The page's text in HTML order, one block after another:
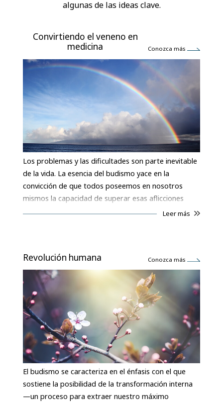
algunas de las ideas clave.
Convirtiendo el veneno en
medicina
Conozca más
Los problemas y las dificultades son parte inevitable
de la vida. La esencia del budismo yace en la
convicción de que todos poseemos en nosotros
mismos la capacidad de superar esas aflicciones
Leer más
Revolución humana Conozca más
El budismo se caracteriza en el énfasis con el que
sostiene la posibilidad de la transformación interna
—un proceso para extraer nuestro máximo